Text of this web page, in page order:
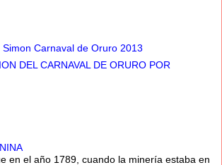
Carnaval de Oruro 2013
DEL CARNAVAL DE ORURO POR
en el año 1789, cuando la minería estaba en